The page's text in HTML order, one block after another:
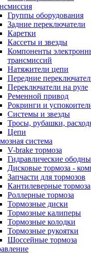
Группы оборудования
Задние переключатели
Каретки
Кассеты и звезды
Компоненты
трансмиссий
Натяжители цепи
Передние
Переключатели на руле
Ременной привод
Рокринги и
Системы и звезды
Тросы, рубашки,
Цепи
система
V-brake тормоза
Гидравлические
Дисковые тормоза -
Запчасти для тормозов
Кантилеверные тормоза
Роллерные тормоза
Тормозные диски
Тормозные калиперы
Тормозные колодки
Тормозные рукоятки
Шоссейные тормоза